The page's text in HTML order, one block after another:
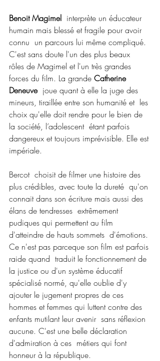
Benoit Magimel
  interprète un éducateur
humain mais blessé et fragile pour avoir
connu  un parcours lui même compliqué.
C'est sans doute l'un des plus beaux
rôles de Magimel et l'un très grandes
forces du film. La grande Catherine
Deneuve
  joue quant à elle la juge des
mineurs, tiraillée entre son humanité et  les
choix qu'elle doit rendre pour le bien de
la société, l’adolescent  étant parfois
dangereux et toujours imprévisible. Elle est
impériale.
Bercot  choisit de filmer une histoire des
plus crédibles, avec toute la dureté  qu'on
connait dans son écriture mais aussi des
élans de tendresses  extrêmement
pudiques qui permettent au film
d'atteindre de hauts sommets  d'émotions.
Ce n'est pas parceque son film est parfois
raide quand  traduit le fonctionnement de
la justice ou d'un système éducatif
spécialisé normé, qu'elle oublie d'y
ajouter le jugement propres de ces
hommes et femmes qui luttent contre des
enfants mutilant leur avenir  sans réflexion
aucune. C'est une belle déclaration
d'admiration à ces  métiers qui font
honneur à la république.